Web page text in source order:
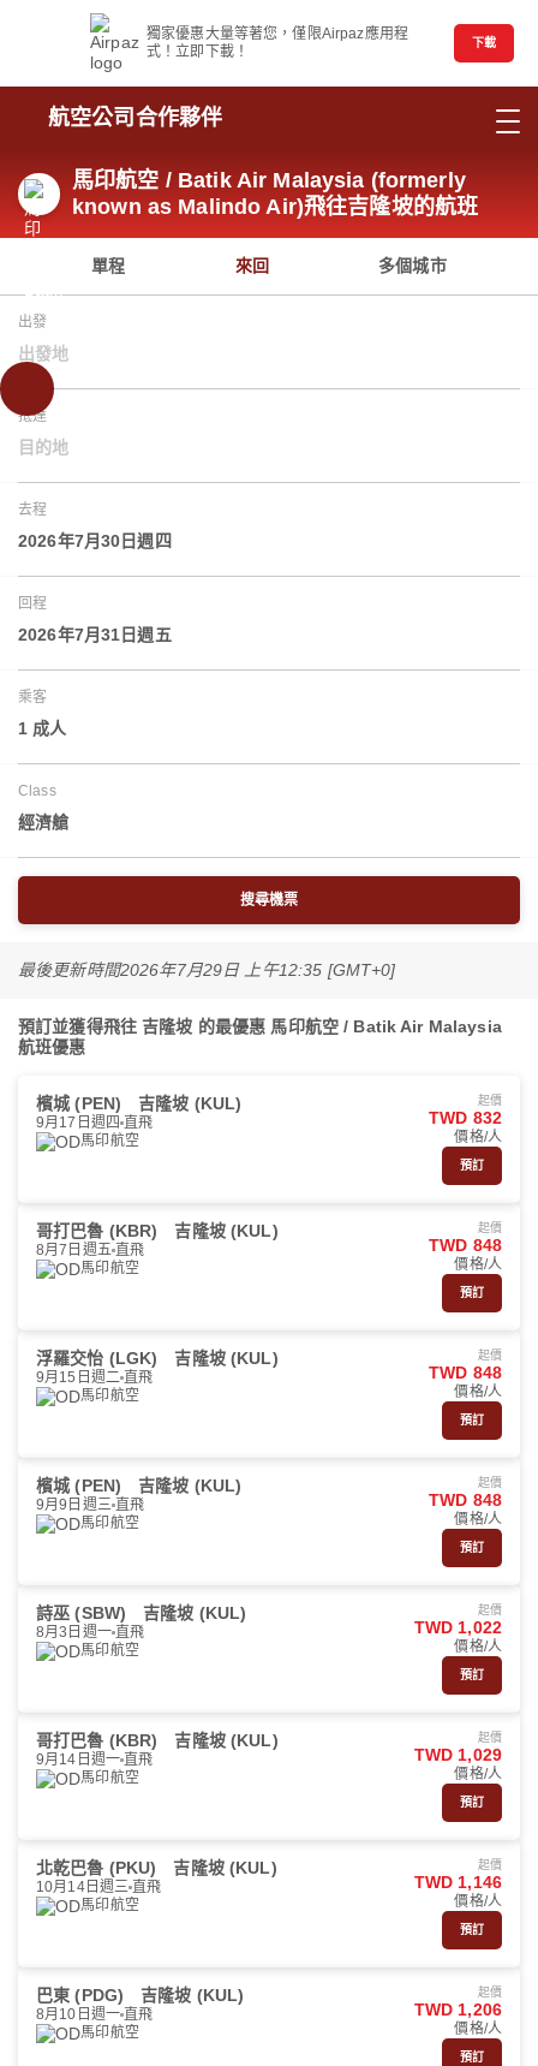
獨家優惠大量等著您，僅限Airpaz應用程
式！立即下載！
下載
航空公司合作夥伴
馬印航空 / Batik Air Malaysia (formerly
known as Malindo Air)飛往吉隆坡的航班
單程 來回 多個城市
出發
出發地
抵達
目的地
去程
2026年7月30日週四
回程
2026年7月31日週五
乘客
1 成人
Class
經濟艙
搜尋機票
最後更新時間2026年7月29日 上午12:35 [GMT+0]
預訂並獲得飛往 吉隆坡 的最優惠 馬印航空 / Batik Air Malaysia
航班優惠
檳城 (PEN) 吉隆坡 (KUL)
9月17日週四 直飛
馬印航空
起價
TWD 832
價格/人
預訂
哥打巴魯 (KBR) 吉隆坡 (KUL)
8月7日週五 直飛
馬印航空
起價
TWD 848
價格/人
預訂
浮羅交怡 (LGK) 吉隆坡 (KUL)
9月15日週二 直飛
馬印航空
起價
TWD 848
價格/人
預訂
檳城 (PEN) 吉隆坡 (KUL)
9月9日週三 直飛
馬印航空
起價
TWD 848
價格/人
預訂
詩巫 (SBW) 吉隆坡 (KUL)
8月3日週一 直飛
馬印航空
起價
TWD 1,022
價格/人
預訂
哥打巴魯 (KBR) 吉隆坡 (KUL)
9月14日週一 直飛
馬印航空
起價
TWD 1,029
價格/人
預訂
北乾巴魯 (PKU) 吉隆坡 (KUL)
10月14日週三 直飛
馬印航空
起價
TWD 1,146
價格/人
預訂
巴東 (PDG) 吉隆坡 (KUL)
8月10日週一 直飛
馬印航空
起價
TWD 1,206
價格/人
預訂